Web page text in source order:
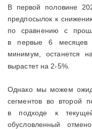
В первой половине
предпосылок к
по сравнению с
в первые 6 месяцев
минимум, останется
вырастет на 2-5%.
Однако мы можем
сегментов во второй
в подходе к
обусловленный